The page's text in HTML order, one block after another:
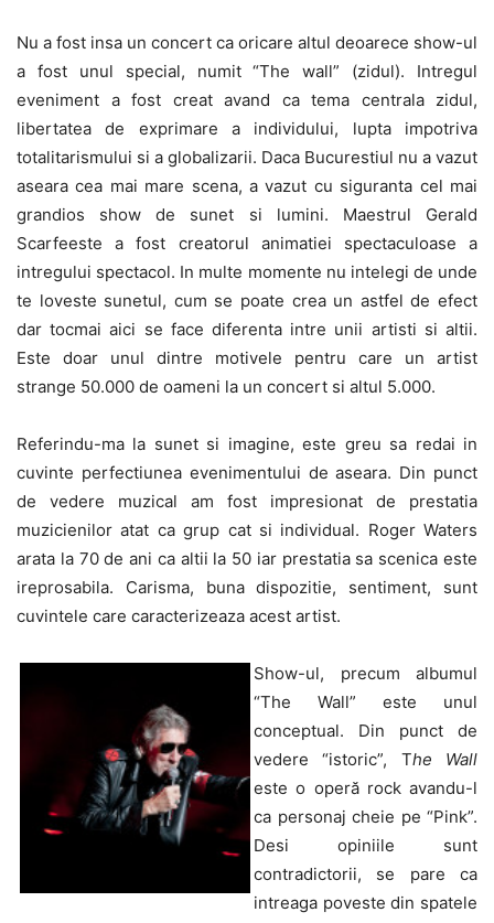
Nu a fost insa un concert ca oricare altul deoarece show-ul
a fost unul special, numit “The wall” (zidul). Intregul
eveniment a fost creat avand ca tema centrala zidul,
libertatea de exprimare a individului, lupta impotriva
totalitarismului si a globalizarii. Daca Bucurestiul nu a vazut
aseara cea mai mare scena, a vazut cu siguranta cel mai
grandios show de sunet si lumini. Maestrul Gerald
Scarfeeste a fost creatorul animatiei spectaculoase a
intregului spectacol. In multe momente nu intelegi de unde
te loveste sunetul, cum se poate crea un astfel de efect
dar tocmai aici se face diferenta intre unii artisti si altii.
Este doar unul dintre motivele pentru care un artist
strange 50.000 de oameni la un concert si altul 5.000.
Referindu-ma la sunet si imagine, este greu sa redai in
cuvinte perfectiunea evenimentului de aseara. Din punct
de vedere muzical am fost impresionat de prestatia
muzicienilor atat ca grup cat si individual. Roger Waters
arata la 70 de ani ca altii la 50 iar prestatia sa scenica este
ireprosabila. Carisma, buna dispozitie, sentiment, sunt
cuvintele care caracterizeaza acest artist.
Show-ul, precum albumul
“The Wall” este unul
conceptual. Din punct de
vedere “istoric”, The Wall
este o operă rock avandu-l
ca personaj cheie pe “Pink”.
Desi opiniile sunt
contradictorii, se pare ca
intreaga poveste din spatele